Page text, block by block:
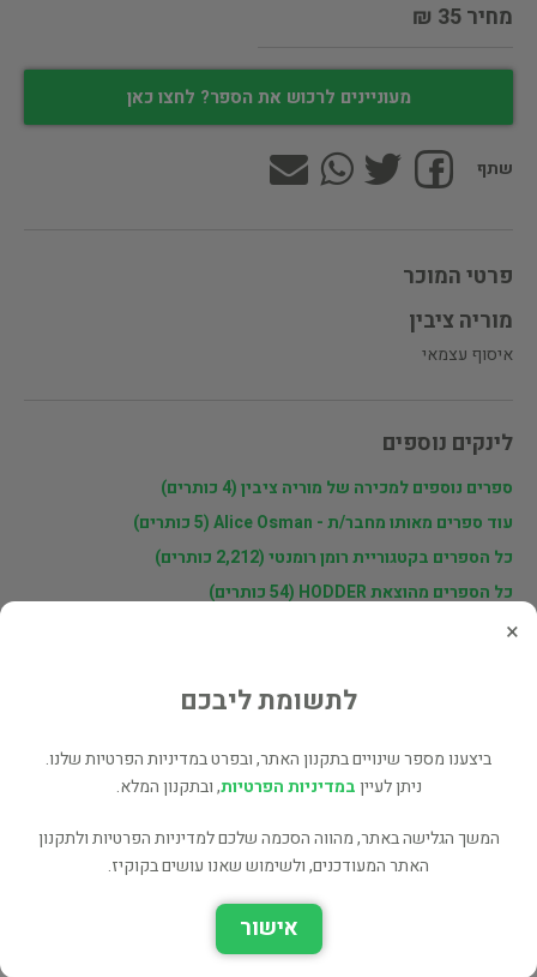
מחיר 35 ₪
מעוניינים לרכוש את הספר? לחצו כאן
שתף
פרטי המוכר
מוריה ציבין
איסוף עצמאי
לינקים נוספים
ספרים נוספים למכירה של מוריה ציבין (4 כותרים)
עוד ספרים מאותו מחבר/ת - Alice Osman (5 כותרים)
כל הספרים בקטגוריית רומן רומנטי (2,212 כותרים)
כל הספרים מהוצאת HODDER (54 כותרים)
ספרים נוספים מאת Alice Osman
רומן רומנטי
×
לתשומת ליבכם
ביצענו מספר שינויים בתקנון האתר, ובפרט במדיניות הפרטיות שלנו.
ניתן לעייןבמדיניות הפרטיות, ובתקנון המלא.
המשך הגלישה באתר, מהווה הסכמה שלכם למדיניות הפרטיות ולתקנון
האתר המעודכנים, ולשימוש שאנו עושים בקוקיז.
אישור